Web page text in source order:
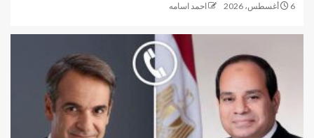
6 أغسطس، 2026 احمد اسامه